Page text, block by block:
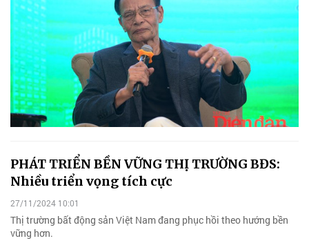
PHÁT TRIỂN BỀN VỮNG THỊ TRƯỜNG BĐS:
Nhiều triển vọng tích cực
27/11/2024 10:01
Thị trường bất động sản Việt Nam đang phục hồi theo hướng bền
vững hơn.